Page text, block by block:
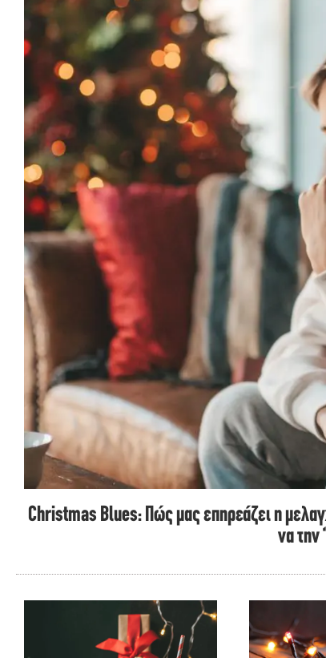
Christmas Blues: Πώς μας επηρεάζει η
να